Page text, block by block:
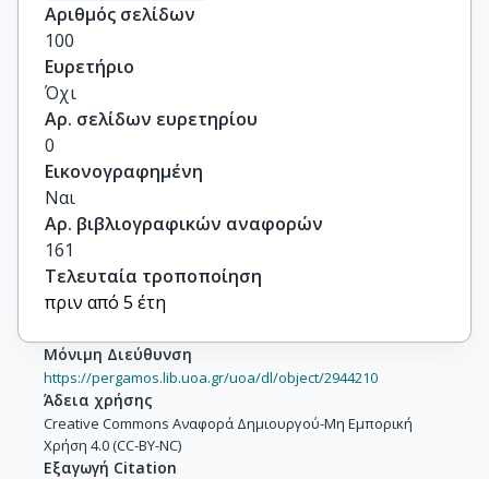
Αριθμός σελίδων
100
Ευρετήριο
Όχι
Αρ. σελίδων ευρετηρίου
0
Εικονογραφημένη
Ναι
Αρ. βιβλιογραφικών αναφορών
161
Τελευταία τροποποίηση
πριν από 5 έτη
Μόνιμη Διεύθυνση
https://pergamos.lib.uoa.gr/uoa/dl/object/2944210
Άδεια χρήσης
Creative Commons Αναφορά Δημιουργού-Μη Εμπορική
Χρήση 4.0 (CC-BY-NC)
Εξαγωγή Citation